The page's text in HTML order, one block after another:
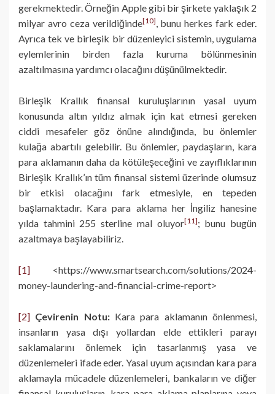
gerekmektedir. Örneğin Apple gibi bir şirkete yaklaşık 2
milyar avro ceza verildiğinde[10] , bunu herkes fark eder.
Ayrıca tek ve birleşik bir düzenleyici sistemin, uygulama
eylemlerinin birden fazla kuruma bölünmesinin
azaltılmasına yardımcı olacağını düşünülmektedir.
Birleşik Krallık finansal kuruluşlarının yasal uyum
konusunda altın yıldız almak için kat etmesi gereken
ciddi mesafeler göz önüne alındığında, bu önlemler
kulağa abartılı gelebilir. Bu önlemler, paydaşların, kara
para aklamanın daha da kötüleşeceğini ve zayıflıklarının
Birleşik Krallık’ın tüm finansal sistemi üzerinde olumsuz
bir etkisi olacağını fark etmesiyle, en tepeden
başlamaktadır. Kara para aklama her İngiliz hanesine
yılda tahmini 255 sterline mal oluyor[11]; bunu bugün
azaltmaya başlayabiliriz.
[1] <https://www.smartsearch.com/solutions/2024-
money-laundering-and-financial-crime-report>
[2] Çevirenin Notu:Kara para aklamanın önlenmesi,
insanların yasa dışı yollardan elde ettikleri parayı
saklamalarını önlemek için tasarlanmış yasa ve
düzenlemeleri ifade eder. Yasal uyum açısından kara para
aklamayla mücadele düzenlemeleri, bankaların ve diğer